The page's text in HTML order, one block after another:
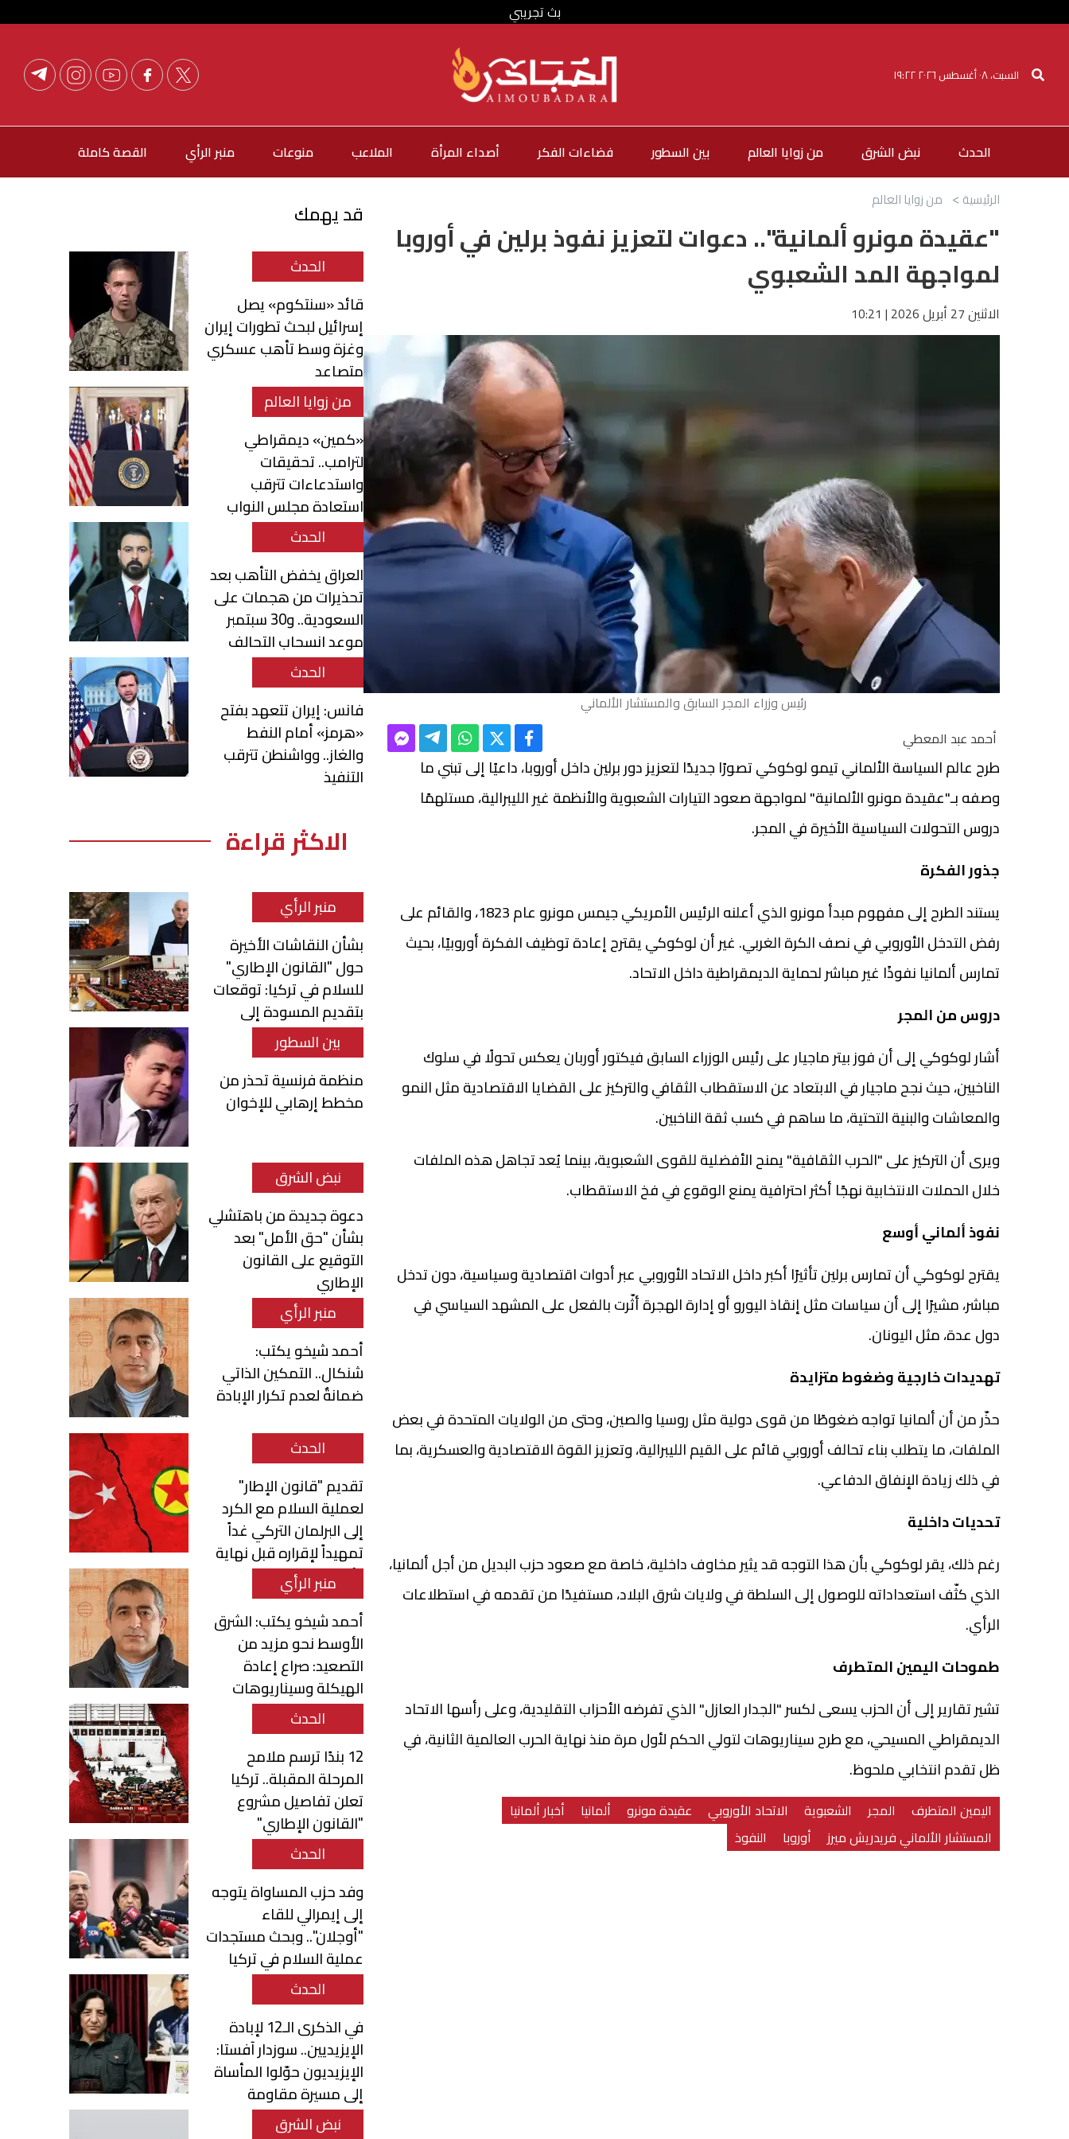
بث تجريبي
السبت، ٠٨ أغسطس ٢٠٢٦ ١٩:٢٢
الحدث نبض الشرق من زوايا العالم بين السطور فضاءات الفكر أصداء المرأة الملاعب منوعات منبر الرأي القصة كاملة
الرئيسية من زوايا العالم
"عقيدة مونرو ألمانية".. دعوات لتعزيز نفوذ برلين في أوروبا
لمواجهة المد الشعبوي
الاثنين 27 أبريل 2026 | 10:21
رئيس وزراء المجر السابق والمستشار الألماني
أحمد عبد المعطي
طرح عالم السياسة الألماني تيمو لوكوكي تصورًا جديدًا لتعزيز دور برلين داخل أوروبا، داعيًا إلى تبني ما
وصفه بـ"عقيدة مونرو الألمانية" لمواجهة صعود التيارات الشعبوية والأنظمة غير الليبرالية، مستلهمًا
دروس التحولات السياسية الأخيرة في المجر.
جذورالفكرة
يستند الطرح إلى مفهوم مبدأ مونرو الذي أعلنه الرئيس الأمريكي جيمس مونرو عام 1823، والقائم على
رفض التدخل الأوروبي في نصف الكرة الغربي. غير أن لوكوكي يقترح إعادة توظيف الفكرة أوروبيًا، بحيث
تمارس ألمانيا نفوذًا غير مباشر لحماية الديمقراطية داخل الاتحاد.
دروسمنالمجر
أشار لوكوكي إلى أن فوز بيتر ماجيار على رئيس الوزراء السابق فيكتور أوربان يعكس تحولًا في سلوك
الناخبين، حيث نجح ماجيار في الابتعاد عن الاستقطاب الثقافي والتركيز على القضايا الاقتصادية مثل النمو
والمعاشات والبنية التحتية، ما ساهم في كسب ثقة الناخبين.
ويرى أن التركيز على "الحرب الثقافية" يمنح الأفضلية للقوى الشعبوية، بينما يُعد تجاهل هذه الملفات
خلال الحملات الانتخابية نهجًا أكثر احترافية يمنع الوقوع في فخ الاستقطاب.
نفوذألمانيأوسع
يقترح لوكوكي أن تمارس برلين تأثيرًا أكبر داخل الاتحاد الأوروبي عبر أدوات اقتصادية وسياسية، دون تدخل
مباشر، مشيرًا إلى أن سياسات مثل إنقاذ اليورو أو إدارة الهجرة أثّرت بالفعل على المشهد السياسي في
دول عدة، مثل اليونان.
تهديداتخارجيةوضغوطمتزايدة
حذّر من أن ألمانيا تواجه ضغوطًا من قوى دولية مثل روسيا والصين، وحتى من الولايات المتحدة في بعض
الملفات، ما يتطلب بناء تحالف أوروبي قائم على القيم الليبرالية، وتعزيز القوة الاقتصادية والعسكرية، بما
في ذلك زيادة الإنفاق الدفاعي.
تحدياتداخلية
رغم ذلك، يقر لوكوكي بأن هذا التوجه قد يثير مخاوف داخلية، خاصة مع صعود حزب البديل من أجل ألمانيا،
الذي كثّف استعداداته للوصول إلى السلطة في ولايات شرق البلاد، مستفيدًا من تقدمه في استطلاعات
الرأي.
طموحاتاليمين المتطرف
تشير تقارير إلى أن الحزب يسعى لكسر "الجدار العازل" الذي تفرضه الأحزاب التقليدية، وعلى رأسها الاتحاد
الديمقراطي المسيحي، مع طرح سيناريوهات لتولي الحكم لأول مرة منذ نهاية الحرب العالمية الثانية، في
ظل تقدم انتخابي ملحوظ.
اليمين المتطرف المجر الشعبوية الاتحاد الأوروبي عقيدة مونرو ألمانيا
أخبار ألمانيا
المستشار الألماني فريدريش ميرز
أوروبا النفوذ
قد يهمك
الحدث
قائد «سنتكوم» يصل
إسرائيل لبحث تطورات إيران
وغزة وسط تأهب عسكري
متصاعد
من زوايا العالم
«كمين» ديمقراطي
لترامب.. تحقيقات
واستدعاءات تترقب
استعادة مجلس النواب
الحدث
العراق يخفض التأهب بعد
تحذيرات من هجمات على
السعودية.. و30 سبتمبر
موعد انسحاب التحالف
الحدث
فانس: إيران تتعهد بفتح
«هرمز» أمام النفط
والغاز.. وواشنطن تترقب
التنفيذ
الاكثر قراءة
منبر الرأي
بشأن النقاشات الأخيرة
حول "القانون الإطاري"
للسلام في تركيا: توقعات
بتقديم المسودة إلى
البرلمانبين السطور
منظمة فرنسية تحذر من
مخطط إرهابي للإخوان
نبض الشرق
دعوة جديدة من باهتشلي
بشأن "حق الأمل" بعد
التوقيع على القانون
الإطاري
منبر الرأي
أحمد شيخو يكتب:
شنكال.. التمكين الذاتي
ضمانةٌ لعدم تكرار الإبادة
الحدث
تقديم "قانون الإطار"
لعملية السلام مع الكرد
إلى البرلمان التركي غداً
تمهيداً لإقراره قبل نهاية
الأسبوعمنبر الرأي
أحمد شيخو يكتب: الشرق
الأوسط نحو مزيد من
التصعيد: صراع إعادة
الهيكلة وسيناريوهات
التحول الإقليمي
الحدث
12 بندًا ترسم ملامح
المرحلة المقبلة.. تركيا
تعلن تفاصيل مشروع
"القانون الإطاري"
الحدث
وفد حزب المساواة يتوجه
إلى إيمرالي للقاء
"أوجلان".. وبحث مستجدات
عملية السلام في تركيا
الحدث
في الذكرى الـ12 لإبادة
الإيزيديين.. سوزدار آفستا:
الإيزيديون حوّلوا المأساة
إلى مسيرة مقاومة
وصمودنبض الشرق